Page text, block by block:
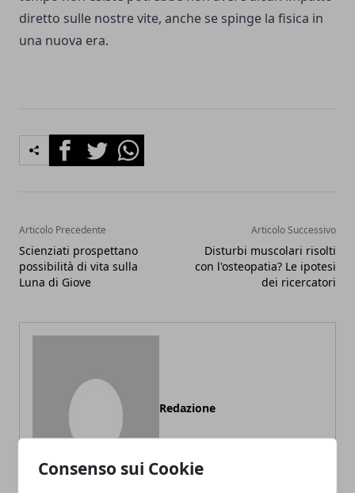
Consenso sui Cookie
diretto sulle nostre vite, anche se spinge la fisica in
una nuova era.
FacebookTwitterWhatsapp
Articolo Precedente
Scienziati prospettano
possibilità di vita sulla
Luna di Giove
Articolo Successivo
Disturbi muscolari risolti
con l'osteopatia? Le ipotesi
dei ricercatori
Redazione